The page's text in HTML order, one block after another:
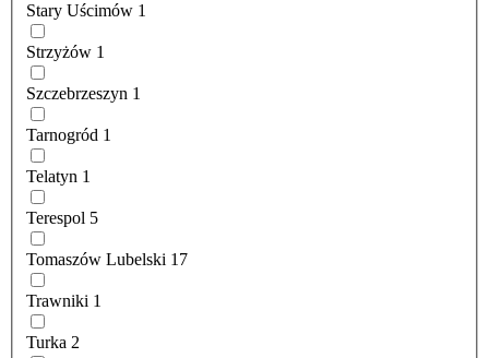
Stary Uścimów 1
Strzyżów 1
Szczebrzeszyn 1
Tarnogród 1
Telatyn 1
Terespol 5
Tomaszów Lubelski 17
Trawniki 1
Turka 2